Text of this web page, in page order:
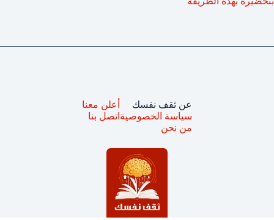
عن ثقف نفسك
سياسة الخصوصية
من نحن
أعلن معنا
اتصل بنا